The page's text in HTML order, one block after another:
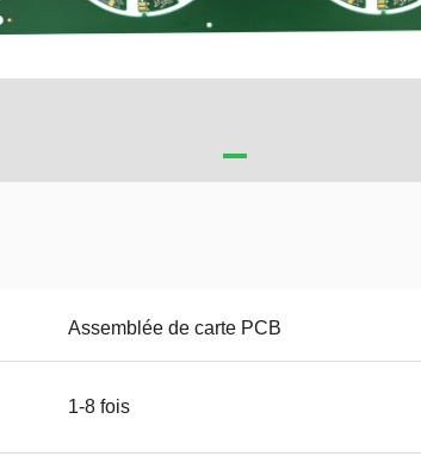
Assemblée de carte PCB
1-8 fois